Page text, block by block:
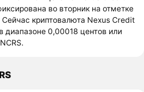
во вторник на отметке
криптовалюта Nexus Credit
диапазоне 0,00018 центов или